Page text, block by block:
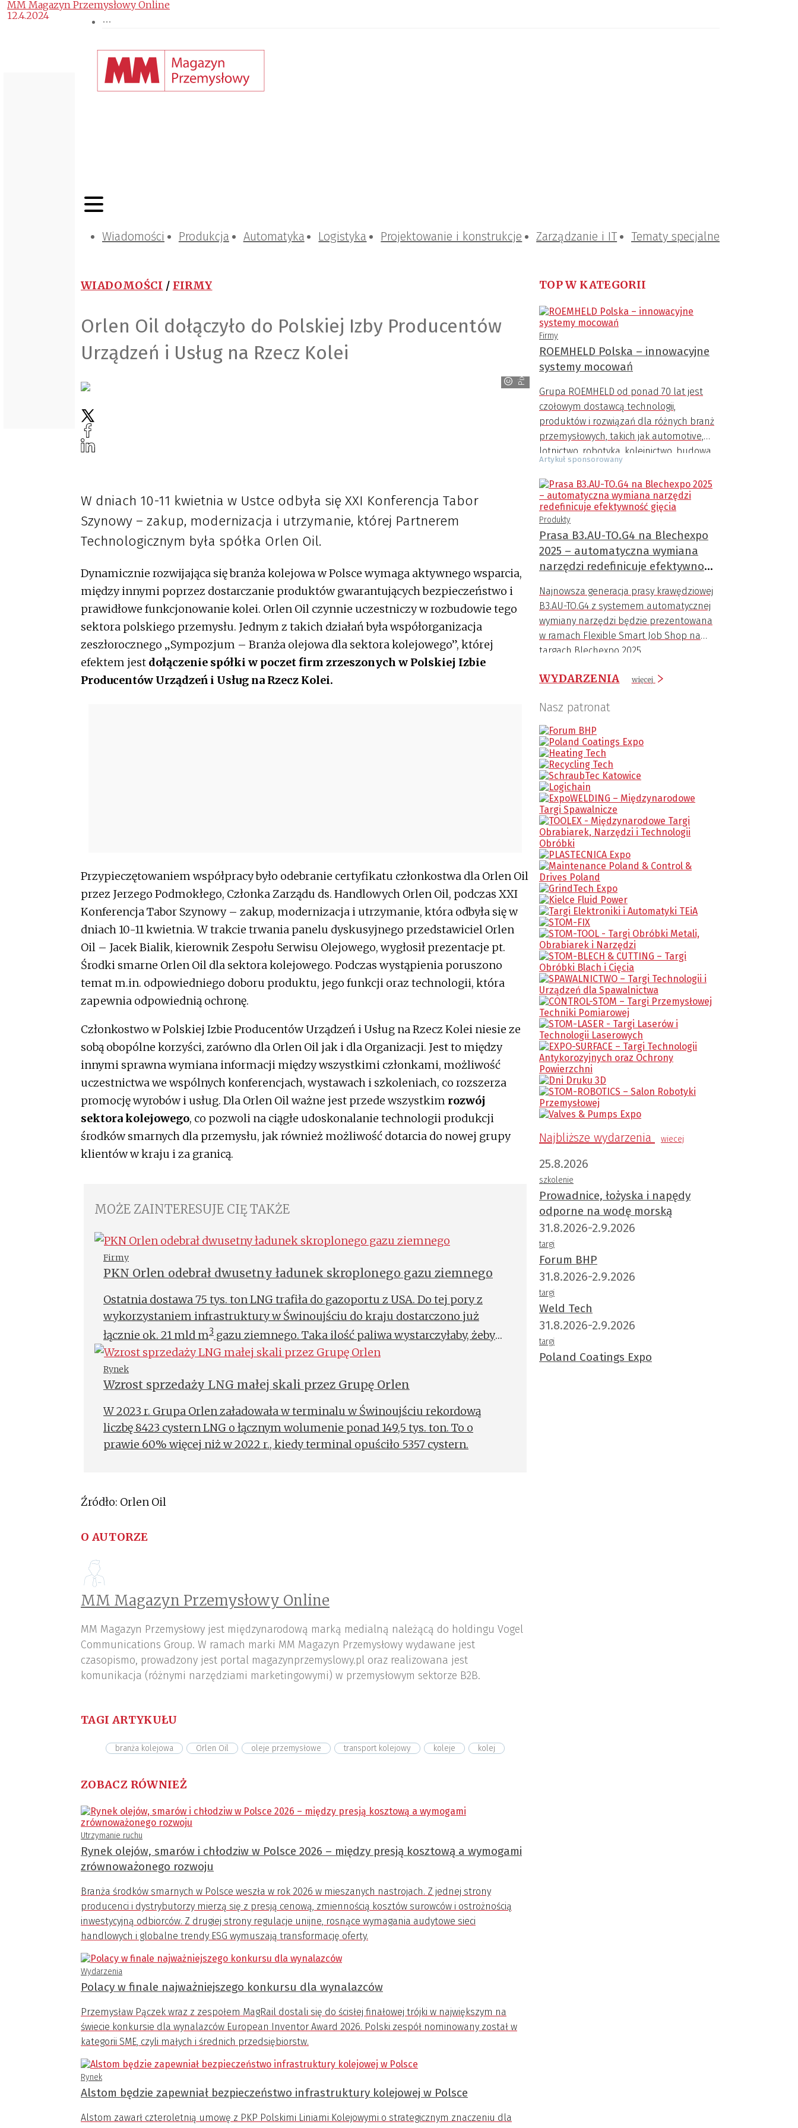
Wiadomości Produkcja Automatyka Logistyka Projektowanie i konstrukcje Zarządzanie i IT Tematy specjalne
WIADOMOŚCI / FIRMY
Orlen Oil dołączyło do Polskiej Izby Producentów
Urządzeń i Usług na Rzecz Kolei
Pixabay
MM Magazyn Przemysłowy Online
12.4.2024
W dniach 10-11 kwietnia w Ustce odbyła się XXI Konferencja Tabor
Szynowy – zakup, modernizacja i utrzymanie, której Partnerem
Technologicznym była spółka Orlen Oil.
Dynamicznie rozwijająca się branża kolejowa w Polsce wymaga aktywnego wsparcia,
między innymi poprzez dostarczanie produktów gwarantujących bezpieczeństwo i
prawidłowe funkcjonowanie kolei. Orlen Oil czynnie uczestniczy w rozbudowie tego
sektora polskiego przemysłu. Jednym z takich działań była współorganizacja
zeszłorocznego „Sympozjum – Branża olejowa dla sektora kolejowego”, której
efektem jest dołączenie spółki w poczet firm zrzeszonych w Polskiej Izbie
Producentów Urządzeń i Usług na Rzecz Kolei.
Przypieczętowaniem współpracy było odebranie certyfikatu członkostwa dla Orlen Oil
przez Jerzego Podmokłego, Członka Zarządu ds. Handlowych Orlen Oil, podczas XXI
Konferencja Tabor Szynowy – zakup, modernizacja i utrzymanie, która odbyła się w
dniach 10-11 kwietnia. W trakcie trwania panelu dyskusyjnego przedstawiciel Orlen
Oil – Jacek Bialik, kierownik Zespołu Serwisu Olejowego, wygłosił prezentacje pt.
Środki smarne Orlen Oil dla sektora kolejowego. Podczas wystąpienia poruszono
temat m.in. odpowiedniego doboru produktu, jego funkcji oraz technologii, która
zapewnia odpowiednią ochronę.
Członkostwo w Polskiej Izbie Producentów Urządzeń i Usług na Rzecz Kolei niesie ze
sobą obopólne korzyści, zarówno dla Orlen Oil jak i dla Organizacji. Jest to między
innymi sprawna wymiana informacji między wszystkimi członkami, możliwość
uczestnictwa we wspólnych konferencjach, wystawach i szkoleniach, co rozszerza
promocję wyrobów i usług. Dla Orlen Oil ważne jest przede wszystkim rozwój
sektora kolejowego, co pozwoli na ciągłe udoskonalanie technologii produkcji
środków smarnych dla przemysłu, jak również możliwość dotarcia do nowej grupy
klientów w kraju i za granicą.
MOŻE ZAINTERESUJE CIĘ TAKŻE
Firmy
PKN Orlen odebrał dwusetny ładunek skroplonego gazu ziemnego
Ostatnia dostawa 75 tys. ton LNG trafiła do gazoportu z USA. Do tej pory z
wykorzystaniem infrastruktury w Świnoujściu do kraju dostarczono już
łącznie ok. 21 mld m3 gazu ziemnego. Taka ilość paliwa wystarczyłaby, żeby
zapewnić gaz wszystkim gospodarstwom domowym w Polsce przez ponad 4
lata.
Rynek
Wzrost sprzedaży LNG małej skali przez Grupę Orlen
W 2023 r. Grupa Orlen załadowała w terminalu w Świnoujściu rekordową
liczbę 8423 cystern LNG o łącznym wolumenie ponad 149,5 tys. ton. To o
prawie 60% więcej niż w 2022 r., kiedy terminal opuściło 5357 cystern.
Źródło: Orlen Oil
O AUTORZE
MM Magazyn Przemysłowy Online
MM Magazyn Przemysłowy jest międzynarodową marką medialną należącą do holdingu Vogel
Communications Group. W ramach marki MM Magazyn Przemysłowy wydawane jest
czasopismo, prowadzony jest portal magazynprzemyslowy.pl oraz realizowana jest
komunikacja (różnymi narzędziami marketingowymi) w przemysłowym sektorze B2B.
TAGI ARTYKUŁU
branża kolejowa Orlen Oil oleje przemysłowe transport kolejowy koleje kolej
ZOBACZ RÓWNIEŻ
Utrzymanie ruchu
Rynek olejów, smarów i chłodziw w Polsce 2026 – między presją kosztową a wymogami
zrównoważonego rozwoju
Branża środków smarnych w Polsce weszła w rok 2026 w mieszanych nastrojach. Z jednej strony
producenci i dystrybutorzy mierzą się z presją cenową, zmiennością kosztów surowców i ostrożnością
inwestycyjną odbiorców. Z drugiej strony regulacje unijne, rosnące wymagania audytowe sieci
handlowych i globalne trendy ESG wymuszają transformację oferty.
Wydarzenia
Polacy w finale najważniejszego konkursu dla wynalazców
Przemysław Pączek wraz z zespołem MagRail dostali się do ścisłej finałowej trójki w największym na
świecie konkursie dla wynalazców European Inventor Award 2026. Polski zespół nominowany został w
kategorii SME, czyli małych i średnich przedsiębiorstw.
Rynek
Alstom będzie zapewniał bezpieczeństwo infrastruktury kolejowej w Polsce
Alstom zawarł czteroletnią umowę z PKP Polskimi Liniami Kolejowymi o strategicznym znaczeniu dla
TOP W KATEGORII
Firmy
ROEMHELD Polska – innowacyjne
systemy mocowań
Grupa ROEMHELD od ponad 70 lat jest
czołowym dostawcą technologii,
produktów i rozwiązań dla różnych branż
przemysłowych, takich jak automotive,
lotnictwo, robotyka, kolejnictwo, budowa
maszyn, przemysł AGD, zbrojeniowy,
medyczny i inne.
Artykuł sponsorowany
Produkty
Prasa B3.AU-TO.G4 na Blechexpo
2025 – automatyczna wymiana
narzędzi redefinicuje efektywność
Najnowsza generacja prasy krawędziowej
B3.AU-TO.G4 z systemem automatycznej
wymiany narzędzi będzie prezentowana
w ramach Flexible Smart Job Shop na
targach Blechexpo 2025.
WYDARZENIA więcej
Nasz patronat
Najbliższe wydarzenia wiecej
25.8.2026
szkolenie
Prowadnice, łożyska i napędy
odporne na wodę morską
31.8.2026-2.9.2026
targi
Forum BHP
31.8.2026-2.9.2026
targi
Weld Tech
31.8.2026-2.9.2026
targi
Poland Coatings Expo